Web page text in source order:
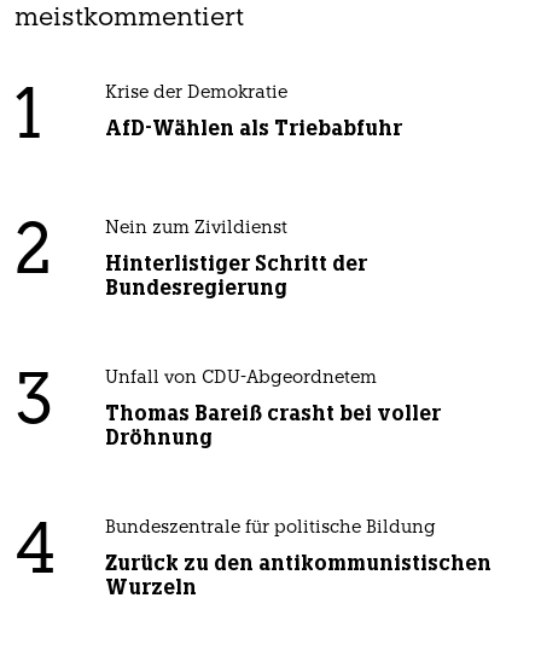
meistkommentiert
1 Krise der Demokratie
AfD-Wählen als Triebabfuhr
2 Nein zum Zivildienst
Hinterlistiger Schritt der
Bundesregierung
3 Unfall von CDU-Abgeordnetem
Thomas Bareiß crasht bei voller
Dröhnung
4 Bundeszentrale für politische Bildung
Zurück zu den antikommunistischen
Wurzeln